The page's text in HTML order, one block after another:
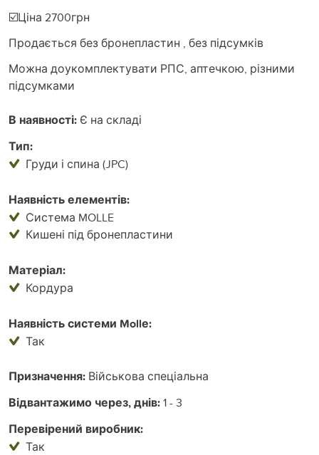
☑️Ціна 2700грн
Продається без бронепластин , без підсумків
Можна доукомплектувати РПС, аптечкою, різними
підсумками
В наявності: Є на складі
Тип:
Груди і спина (JPC)
Наявність елементів:
Система MOLLE
Кишені під бронепластини
Матеріал:
Кордура
Наявність системи Mollе:
Так
Призначення: Військова спеціальна
Відвантажимо через, днів:1 - 3
Перевірений виробник:
Так